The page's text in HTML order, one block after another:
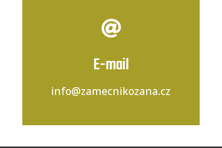

E-mail
info@zamecnikozana.cz